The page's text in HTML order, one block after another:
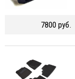
7800 руб.